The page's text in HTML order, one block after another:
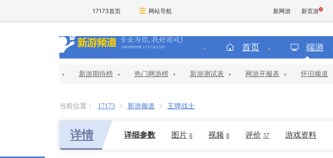
17173首页 网站导航 新网游 新页游
首页 端游
新游期待榜 热门网游榜 新游测试表 网游开服表 怀旧频道
当前位置： 17173 > 新游频道 > 王牌战士
详情 详细参数 图片 6 视频 8 评价 57 游戏资料